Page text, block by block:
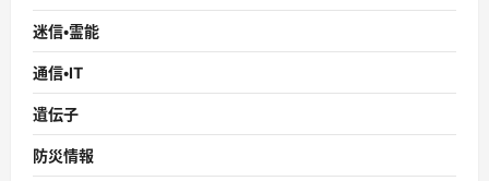
迷信・霊能
通信・IT
遺伝子
防災情報